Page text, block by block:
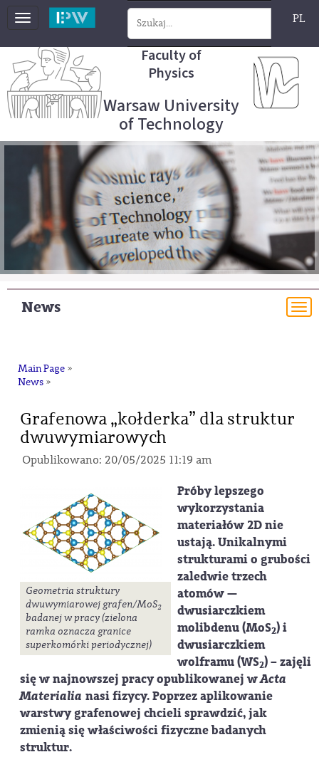
Toggle
PL
Faculty of
Physics
Warsaw University
of Technology
News
Main Page »
News »
Grafenowa „kołderka” dla struktur
dwuwymiarowych
Opublikowano: 20/05/2025 11:19 am
Geometria struktury
dwuwymiarowej grafen/MoS2
badanej w pracy (zielona
ramka oznacza granice
superkomórki periodycznej)
Próby lepszego
wykorzystania
materiałów 2D nie
ustają. Unikalnymi
strukturami o grubości
zaledwie trzech
atomów —
dwusiarczkiem
molibdenu (MoS2) i
dwusiarczkiem
wolframu (WS2) – zajęli
się w najnowszej pracy opublikowanej wActa
Materialia nasi fizycy. Poprzez aplikowanie
warstwy grafenowej chcieli sprawdzić, jak
zmienią się właściwości fizyczne badanych
struktur.